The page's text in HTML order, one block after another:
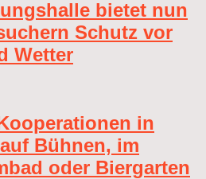
bietet nun
Schutz vor
Wetter
in
Bühnen, im
oder Biergarten